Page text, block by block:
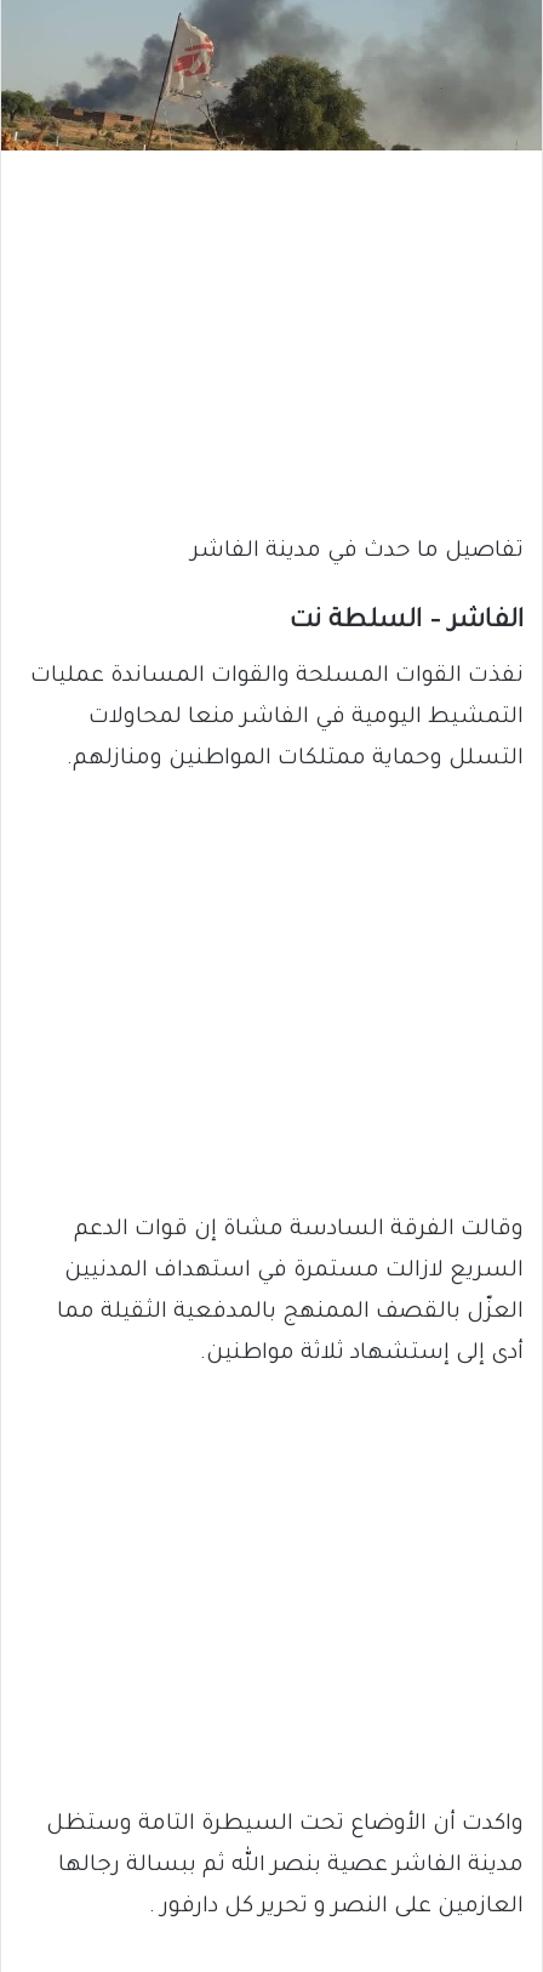
تفاصيل ما حدث في مدينة الفاشر
الفاشر – السلطة نت
نفذت القوات المسلحة والقوات المساندة عمليات
التمشيط اليومية في الفاشر منعا لمحاولات
التسلل وحماية ممتلكات المواطنين ومنازلهم.
وقالت الفرقة السادسة مشاة إن قوات الدعم
السريع لازالت مستمرة في استهداف المدنيين
العزّل بالقصف الممنهج بالمدفعية الثقيلة مما
أدى إلى إستشهاد ثلاثة مواطنين.
واكدت أن الأوضاع تحت السيطرة التامة وستظل
مدينة الفاشر عصية بنصر الله ثم ببسالة رجالها
العازمين على النصر و تحرير كل دارفور .